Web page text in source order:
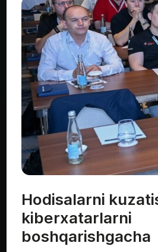
Hodisalarni
kiberxatarlarni
boshqarishgacha